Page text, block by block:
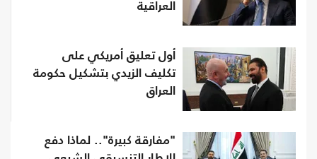
العراقية
أول تعليق أمريكي على
تكليف الزيدي بتشكيل حكومة
العراق
"مفارقة كبيرة".. لماذا دفع